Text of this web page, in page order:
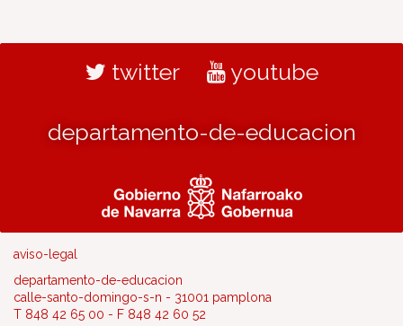
twitter youtube
departamento-de-educacion
aviso-legal
departamento-de-educacion
calle-santo-domingo-s-n - 31001 pamplona
T 848 42 65 00 - F 848 42 60 52